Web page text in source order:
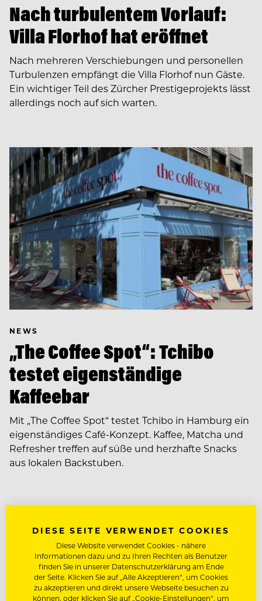
Nach turbulentem Vorlauf:
Villa Florhof hat eröffnet
Nach mehreren Verschiebungen und personellen
Turbulenzen empfängt die Villa Florhof nun Gäste.
Ein wichtiger Teil des Zürcher Prestigeprojekts lässt
allerdings noch auf sich warten.
NEWS
„The Coffee Spot“: Tchibo
testet eigenständige
Kaffeebar
Mit „The Coffee Spot“ testet Tchibo in Hamburg ein
eigenständiges Café-Konzept. Kaffee, Matcha und
Refresher treffen auf süße und herzhafte Snacks
aus lokalen Backstuben.
DIESE SEITE VERWENDET COOKIES
Diese Website verwendet Cookies - nähere
Informationen dazu und zu Ihren Rechten als Benutzer
finden Sie in unserer Datenschutzerklärung am Ende
der Seite. Klicken Sie auf „Alle Akzeptieren“, um Cookies
zu akzeptieren und direkt unsere Webseite besuchen zu
können, oder klicken Sie auf „Cookie-Einstellungen“, um